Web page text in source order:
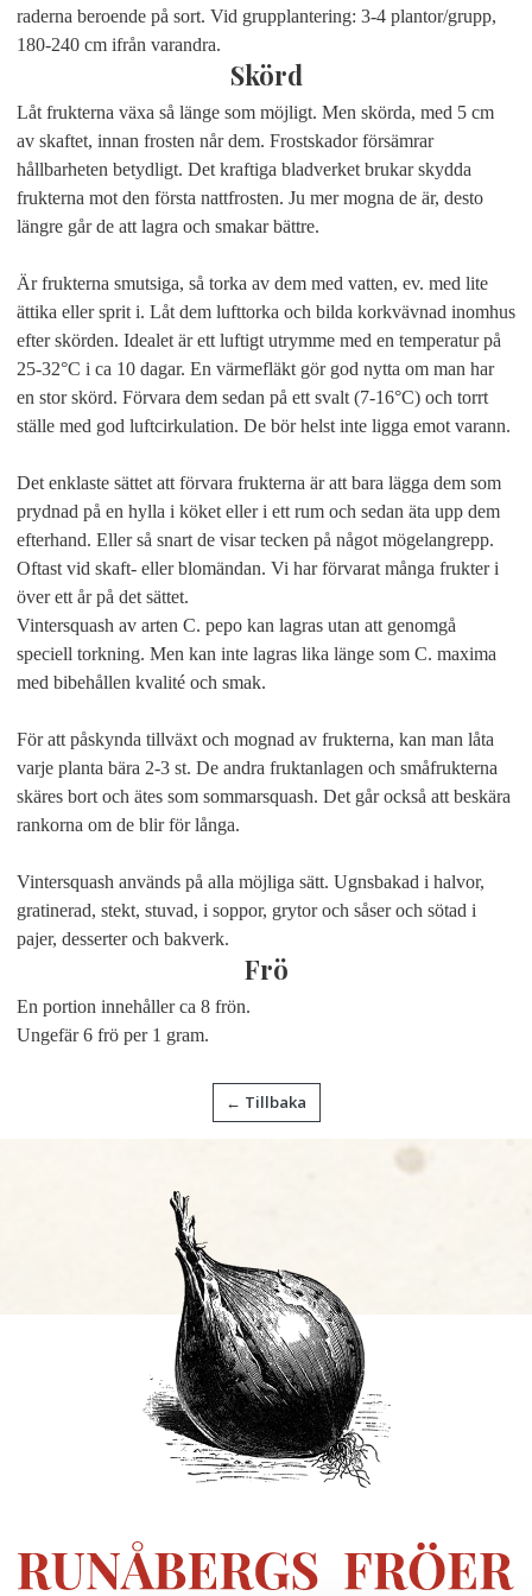
raderna beroende på sort. Vid grupplantering: 3-4 plantor/grupp,
180-240 cm ifrån varandra.
Skörd
Låt frukterna växa så länge som möjligt. Men skörda, med 5 cm
av skaftet, innan frosten når dem. Frostskador försämrar
hållbarheten betydligt. Det kraftiga bladverket brukar skydda
frukterna mot den första nattfrosten. Ju mer mogna de är, desto
längre går de att lagra och smakar bättre.
Är frukterna smutsiga, så torka av dem med vatten, ev. med lite
ättika eller sprit i. Låt dem lufttorka och bilda korkvävnad inomhus
efter skörden. Idealet är ett luftigt utrymme med en temperatur på
25-32°C i ca 10 dagar. En värmefläkt gör god nytta om man har
en stor skörd. Förvara dem sedan på ett svalt (7-16°C) och torrt
ställe med god luftcirkulation. De bör helst inte ligga emot varann.
Det enklaste sättet att förvara frukterna är att bara lägga dem som
prydnad på en hylla i köket eller i ett rum och sedan äta upp dem
efterhand. Eller så snart de visar tecken på något mögelangrepp.
Oftast vid skaft- eller blomändan. Vi har förvarat många frukter i
över ett år på det sättet.
Vintersquash av arten C. pepo kan lagras utan att genomgå
speciell torkning. Men kan inte lagras lika länge som C. maxima
med bibehållen kvalité och smak.
För att påskynda tillväxt och mognad av frukterna, kan man låta
varje planta bära 2-3 st. De andra fruktanlagen och småfrukterna
skäres bort och ätes som sommarsquash. Det går också att beskära
rankorna om de blir för långa.
Vintersquash används på alla möjliga sätt. Ugnsbakad i halvor,
gratinerad, stekt, stuvad, i soppor, grytor och såser och sötad i
pajer, desserter och bakverk.
Frö
En portion innehåller ca 8 frön.
Ungefär 6 frö per 1 gram.
← Tillbaka